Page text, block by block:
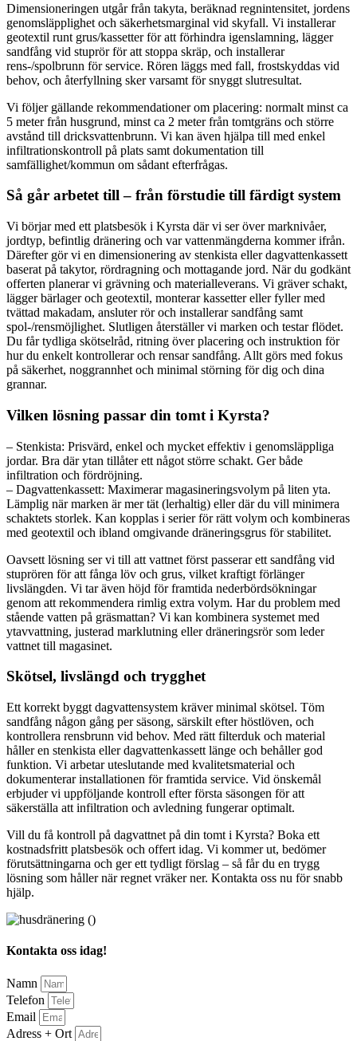
Dimensioneringen utgår från takyta, beräknad regnintensitet, jordens
genomsläpplighet och säkerhetsmarginal vid skyfall. Vi installerar
geotextil runt grus/kassetter för att förhindra igenslamning, lägger
sandfång vid stuprör för att stoppa skräp, och installerar
rens-/spolbrunn för service. Rören läggs med fall, frostskyddas vid
behov, och återfyllning sker varsamt för snyggt slutresultat.
Vi följer gällande rekommendationer om placering: normalt minst ca
5 meter från husgrund, minst ca 2 meter från tomtgräns och större
avstånd till dricksvattenbrunn. Vi kan även hjälpa till med enkel
infiltrationskontroll på plats samt dokumentation till
samfällighet/kommun om sådant efterfrågas.
Så går arbetet till – från förstudie till färdigt system
Vi börjar med ett platsbesök i Kyrsta där vi ser över marknivåer,
jordtyp, befintlig dränering och var vattenmängderna kommer ifrån.
Därefter gör vi en dimensionering av stenkista eller dagvattenkassett
baserat på takytor, rördragning och mottagande jord. När du godkänt
offerten planerar vi grävning och materialleverans. Vi gräver schakt,
lägger bärlager och geotextil, monterar kassetter eller fyller med
tvättad makadam, ansluter rör och installerar sandfång samt
spol-/rensmöjlighet. Slutligen återställer vi marken och testar flödet.
Du får tydliga skötselråd, ritning över placering och instruktion för
hur du enkelt kontrollerar och rensar sandfång. Allt görs med fokus
på säkerhet, noggrannhet och minimal störning för dig och dina
grannar.
Vilken lösning passar din tomt i Kyrsta?
– Stenkista: Prisvärd, enkel och mycket effektiv i genomsläppliga
jordar. Bra där ytan tillåter ett något större schakt. Ger både
infiltration och fördröjning.
– Dagvattenkassett: Maximerar magasineringsvolym på liten yta.
Lämplig när marken är mer tät (lerhaltig) eller där du vill minimera
schaktets storlek. Kan kopplas i serier för rätt volym och kombineras
med geotextil och ibland omgivande dräneringsgrus för stabilitet.
Oavsett lösning ser vi till att vattnet först passerar ett sandfång vid
stuprören för att fånga löv och grus, vilket kraftigt förlänger
livslängden. Vi tar även höjd för framtida nederbördsökningar
genom att rekommendera rimlig extra volym. Har du problem med
stående vatten på gräsmattan? Vi kan kombinera systemet med
ytavvattning, justerad marklutning eller dräneringsrör som leder
vattnet till magasinet.
Skötsel, livslängd och trygghet
Ett korrekt byggt dagvattensystem kräver minimal skötsel. Töm
sandfång någon gång per säsong, särskilt efter höstlöven, och
kontrollera rensbrunn vid behov. Med rätt filterduk och material
håller en stenkista eller dagvattenkassett länge och behåller god
funktion. Vi arbetar uteslutande med kvalitetsmaterial och
dokumenterar installationen för framtida service. Vid önskemål
erbjuder vi uppföljande kontroll efter första säsongen för att
säkerställa att infiltration och avledning fungerar optimalt.
Vill du få kontroll på dagvattnet på din tomt i Kyrsta? Boka ett
kostnadsfritt platsbesök och offert idag. Vi kommer ut, bedömer
förutsättningarna och ger ett tydligt förslag – så får du en trygg
lösning som håller när regnet vräker ner. Kontakta oss nu för snabb
hjälp.
Kontakta oss idag!
Namn
Telefon
Email
Adress + Ort